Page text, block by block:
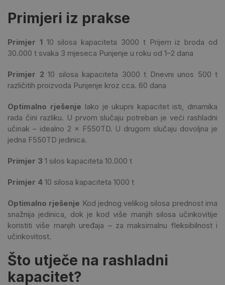
Primjeri iz prakse
Primjer 1 10 silosa kapaciteta 3000 tPrijem iz broda od
30.000 t svaka 3 mjeseca Punjenje u roku od 1–2 dana
Primjer 2 10 silosa kapaciteta 3000 t Dnevni unos 500 t
različitih proizvoda Punjenje kroz cca. 60 dana
Optimalno rješenje Iako je ukupni kapacitet isti, dinamika
rada čini razliku. U prvom slučaju potreban je veći rashladni
učinak – idealno 2 × F550TD. U drugom slučaju dovoljna je
jedna F550TD jedinica.
Primjer 3 1 silos kapaciteta 10.000 t
Primjer 4 10 silosa kapaciteta 1000 t
Optimalno rješenje Kod jednog velikog silosa prednost ima
snažnija jedinica, dok je kod više manjih silosa učinkovitije
koristiti više manjih uređaja – za maksimalnu fleksibilnost i
učinkovitost.
Što utječe na rashladni
kapacitet?